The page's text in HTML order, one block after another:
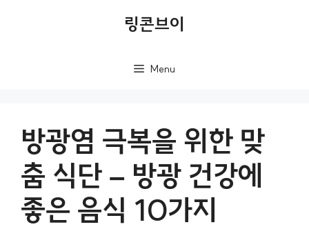
링콘브이
Menu
방광염 극복을 위한 맞
춤 식단 – 방광 건강에
좋은 음식 10가지